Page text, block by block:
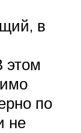
в
этом
по
не